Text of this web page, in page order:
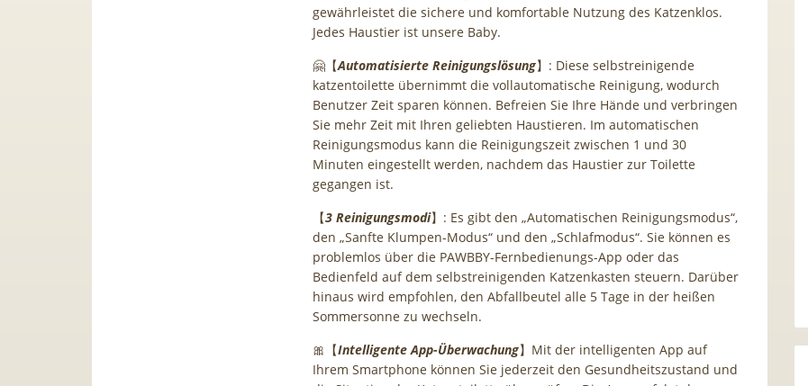
gewährleistet die sichere und komfortable Nutzung des Katzenklos.
Jedes Haustier ist unsere Baby.
🤗【Automatisierte Reinigungslösung】: Diese selbstreinigende
katzentoilette übernimmt die vollautomatische Reinigung, wodurch
Benutzer Zeit sparen können. Befreien Sie Ihre Hände und verbringen
Sie mehr Zeit mit Ihren geliebten Haustieren. Im automatischen
Reinigungsmodus kann die Reinigungszeit zwischen 1 und 30
Minuten eingestellt werden, nachdem das Haustier zur Toilette
gegangen ist.
【3 Reinigungsmodi】: Es gibt den „Automatischen Reinigungsmodus“,
den „Sanfte Klumpen-Modus“ und den „Schlafmodus“. Sie können es
problemlos über die PAWBBY-Fernbedienungs-App oder das
Bedienfeld auf dem selbstreinigenden Katzenkasten steuern. Darüber
hinaus wird empfohlen, den Abfallbeutel alle 5 Tage in der heißen
Sommersonne zu wechseln.
🎀【Intelligente App-Überwachung】Mit der intelligenten App auf
Ihrem Smartphone können Sie jederzeit den Gesundheitszustand und